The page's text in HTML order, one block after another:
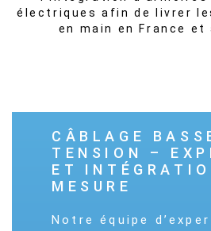
électriques afin de livrer
en main en France et
CÂBLAGE
TENSION –
ET
MESURE
Notre équipe